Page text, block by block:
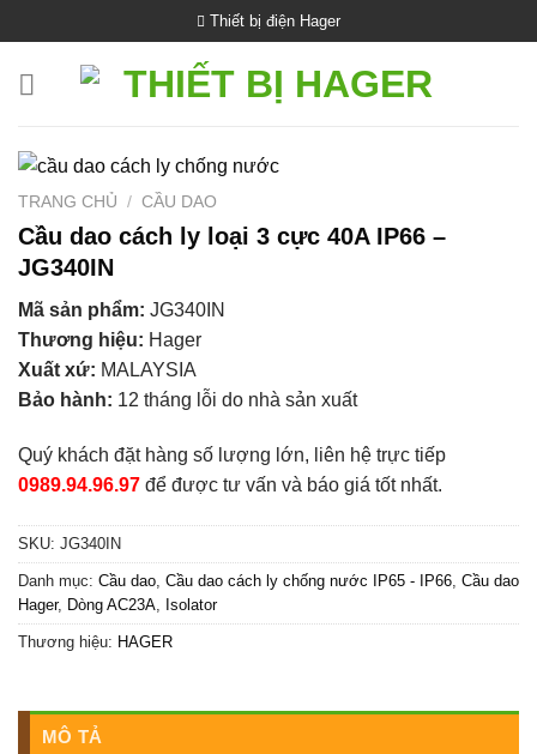
qua
nội
Thiết bị điện Hager
TRANG CHỦ / CẦU DAO
Cầu dao cách ly loại 3 cực 40A IP66 –
JG340IN
Mã sản phẩm: JG340IN
Thương hiệu: Hager
Xuất xứ: MALAYSIA
Bảo hành: 12 tháng lỗi do nhà sản xuất
Quý khách đặt hàng số lượng lớn, liên hệ trực tiếp
0989.94.96.97 để được tư vấn và báo giá tốt nhất.
SKU: JG340IN
Danh mục: Cầu dao Cầu dao cách ly chống nước IP65 - IP66 Cầu dao
Hager, Dòng AC23A Isolator
Thương hiệu: HAGER
MÔ TẢ